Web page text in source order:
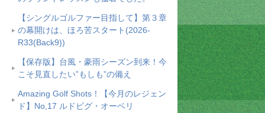
【シングルゴルファー目指して】第３章
の幕開けは、ほろ苦スタート(2026-
R33(Back9))
【保存版】台風・豪雨シーズン到来！今
こそ見直したい”もしも”の備え
Amazing Golf Shots！【今月のレジェン
ド】No,17 ルドビグ・オーベリ